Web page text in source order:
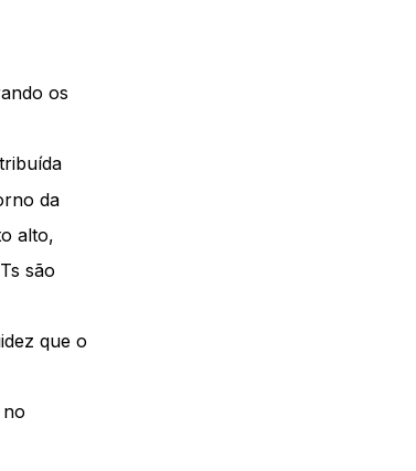
os
da
alto,
são
que o